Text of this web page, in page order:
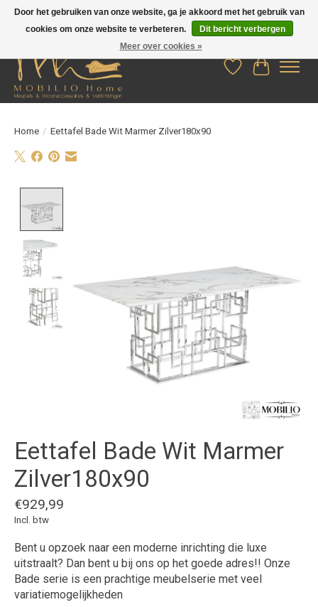
Verlanglijst
Home / Eettafel Bade Wit Marmer Zilver180x90
Eettafel Bade Wit Marmer
Zilver180x90
€929,99
Incl. btw
Bent u opzoek naar een moderne inrichting die luxe
uitstraalt? Dan bent u bij ons op het goede adres!! Onze
Bade serie is een prachtige meubelserie met veel
variatiemogelijkheden
Door het gebruiken van onze website, ga je akkoord met het gebruik van
cookies om onze website te verbeteren.
Dit bericht verbergen
Meer over cookies »